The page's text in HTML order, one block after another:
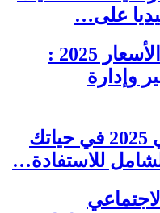
على…
الاقتصاد وارتفاع الأسعار 2025 :
وإدارة
الذكاء الاصطناعي 2025 في حياتك
للاستفادة…